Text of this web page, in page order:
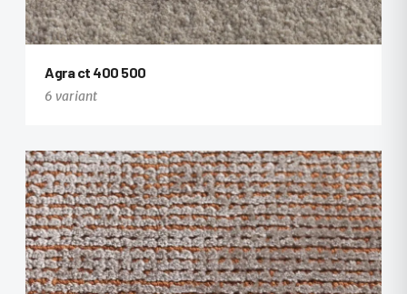
Agra ct 400 500
6 variant